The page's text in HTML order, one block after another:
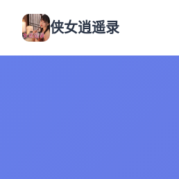
侠女逍遥录